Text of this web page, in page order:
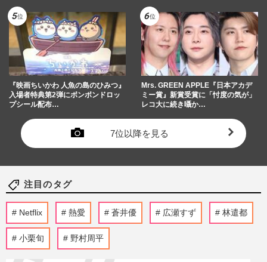
『映画ちいかわ 人魚の島のひみつ』
入場者特典第2弾にボンボンドロッ
プシール配布…
Mrs. GREEN APPLE『日本アカデ
ミー賞』新賞受賞に「忖度の気が」
レコ大に続き囁か…
7位以降を見る
注目のタグ
Netflix 熱愛 蒼井優 広瀬すず 林遣都
小栗旬 野村周平